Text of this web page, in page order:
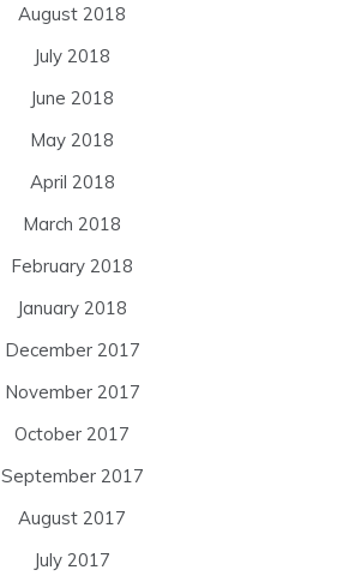
August 2018
July 2018
June 2018
May 2018
April 2018
March 2018
February 2018
January 2018
December 2017
November 2017
October 2017
September 2017
August 2017
July 2017